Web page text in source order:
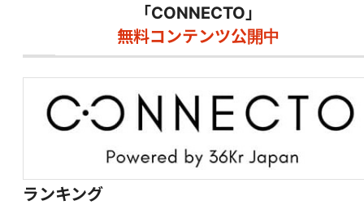
「CONNECTO」
無料コンテンツ公開中
ランキング